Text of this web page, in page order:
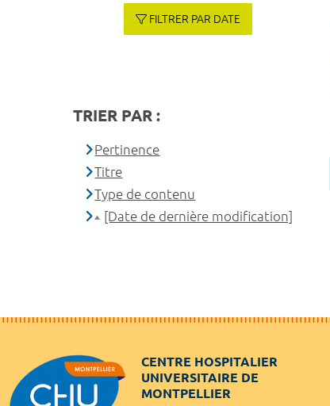
FILTRER PAR DATE
TRIER PAR :
Pertinence
Titre
Type de contenu
[Date de dernière modification]
CENTRE HOSPITALIER
UNIVERSITAIRE DE
MONTPELLIER